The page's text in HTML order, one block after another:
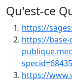
Qu'est-ce
https://
https://base-
https://